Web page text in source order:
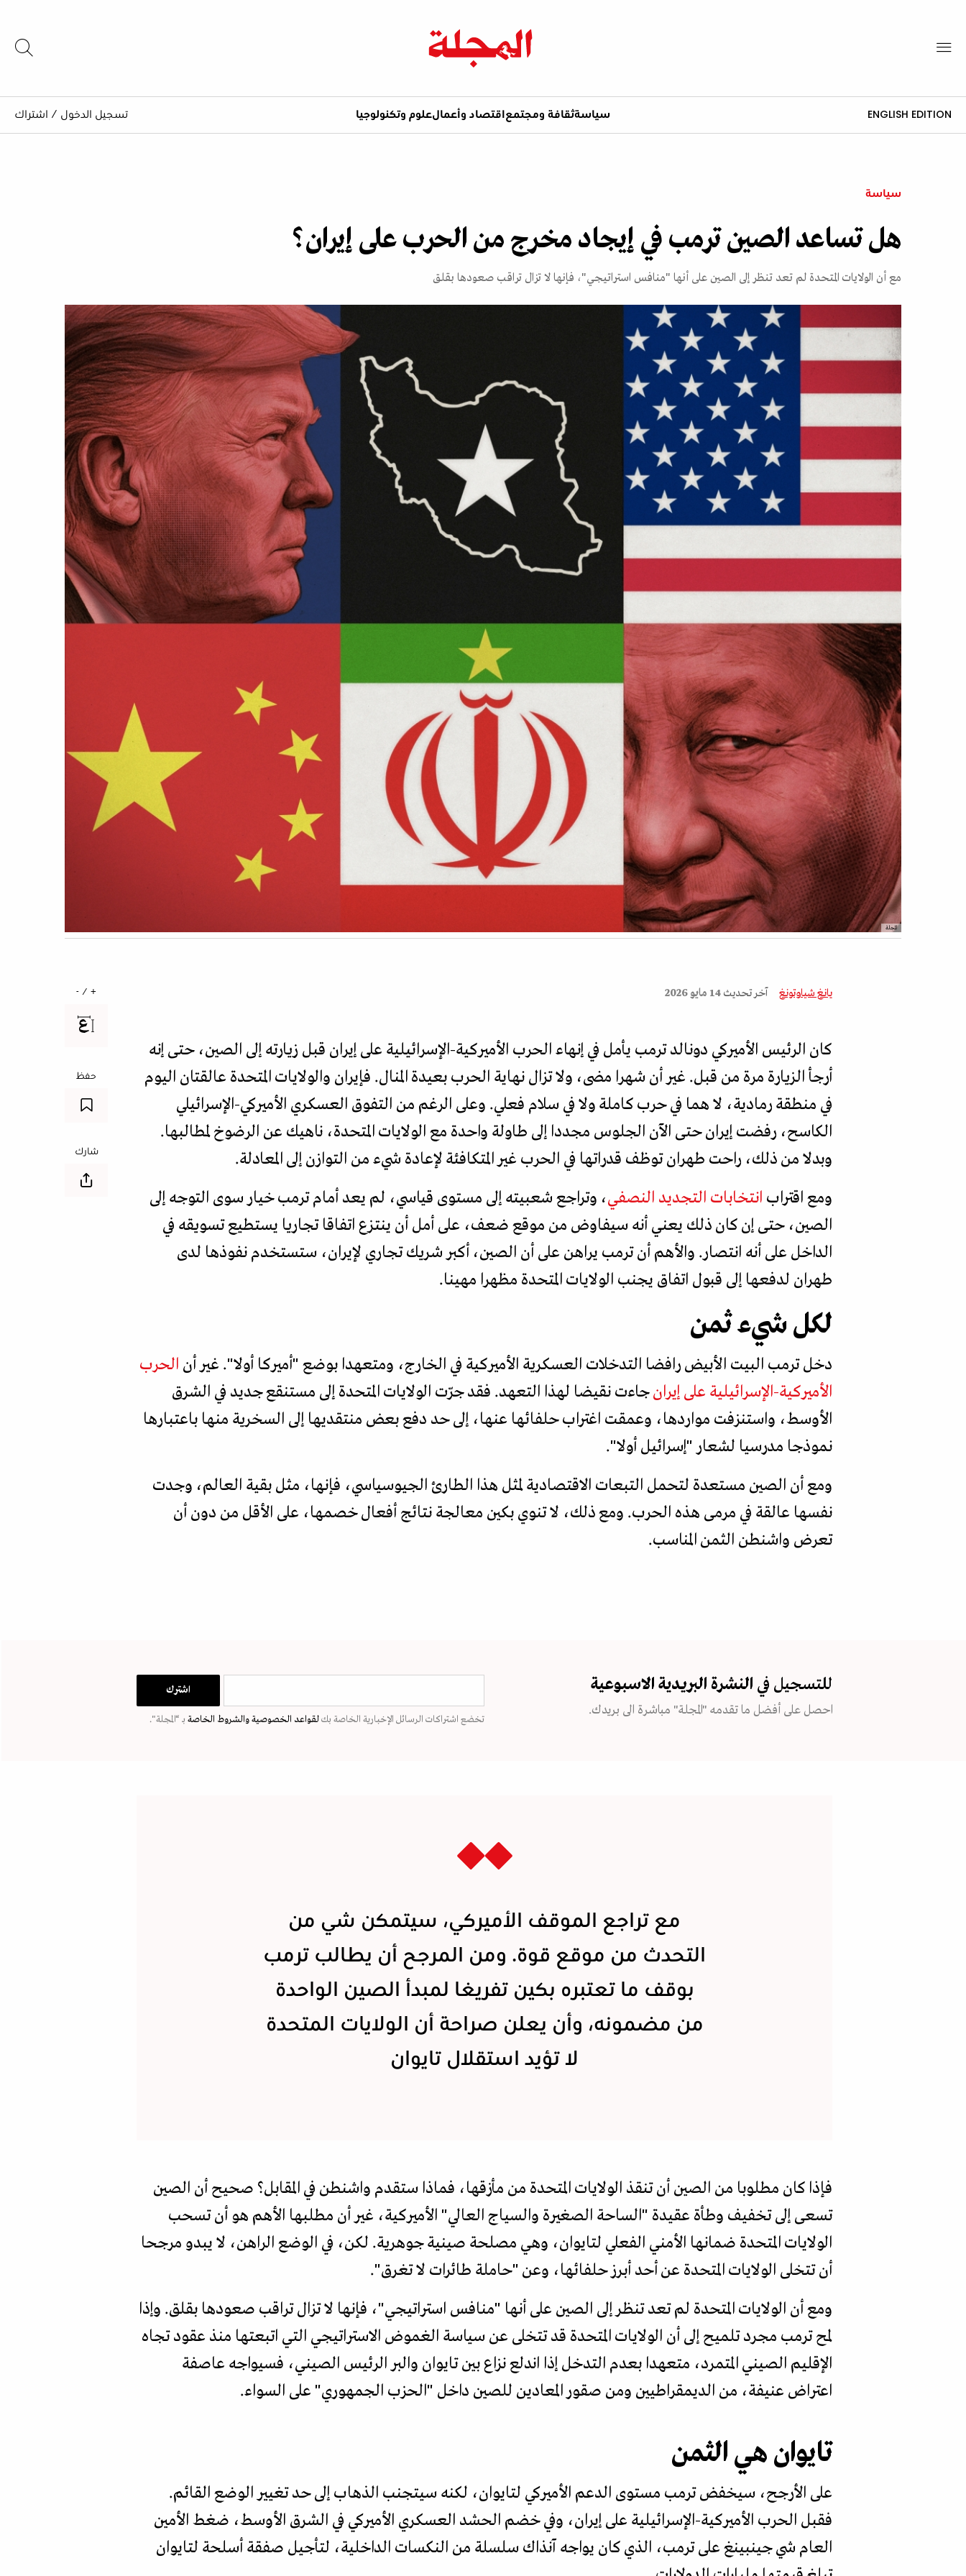
ENGLISH EDITION سياسةثقافة ومجتمع اقتصاد وأعمالعلوم وتكنولوجيا تسجيل الدخول / اشتراك
سياسة
هل تساعد الصين ترمب في إيجاد مخرج من الحرب على إيران؟
مع أن الولايات المتحدة لم تعد تنظر إلى الصين على أنها "منافس استراتيجي"، فإنها لا تزال تراقب صعودها بقلق
المجلة
يانغ شياوتونغ آخر تحديث 14 مايو 2026
كان الرئيس الأميركي دونالد ترمب يأمل في إنهاء الحرب الأميركية-الإسرائيلية على إيران قبل زيارته إلى الصين، حتى إنه
أرجأ الزيارة مرة من قبل. غير أن شهرا مضى، ولا تزال نهاية الحرب بعيدة المنال. فإيران والولايات المتحدة عالقتان اليوم
في منطقة رمادية، لا هما في حرب كاملة ولا في سلام فعلي. وعلى الرغم من التفوق العسكري الأميركي-الإسرائيلي
الكاسح، رفضت إيران حتى الآن الجلوس مجددا إلى طاولة واحدة مع الولايات المتحدة، ناهيك عن الرضوخ لمطالبها.
وبدلا من ذلك، راحت طهران توظف قدراتها في الحرب غير المتكافئة لإعادة شيء من التوازن إلى المعادلة.
ومع اقتراب انتخابات التجديد النصفي، وتراجع شعبيته إلى مستوى قياسي، لم يعد أمام ترمب خيار سوى التوجه إلى
الصين، حتى إن كان ذلك يعني أنه سيفاوض من موقع ضعف، على أمل أن ينتزع اتفاقا تجاريا يستطيع تسويقه في
الداخل على أنه انتصار. والأهم أن ترمب يراهن على أن الصين، أكبر شريك تجاري لإيران، ستستخدم نفوذها لدى
طهران لدفعها إلى قبول اتفاق يجنب الولايات المتحدة مظهرا مهينا.
لكل شيء ثمن
دخل ترمب البيت الأبيض رافضا التدخلات العسكرية الأميركية في الخارج، ومتعهدا بوضع "أميركا أولا". غير أن الحرب
الأميركية-الإسرائيلية على إيرانجاءت نقيضا لهذا التعهد. فقد جرّت الولايات المتحدة إلى مستنقع جديد في الشرق
الأوسط، واستنزفت مواردها، وعمقت اغتراب حلفائها عنها، إلى حد دفع بعض منتقديها إلى السخرية منها باعتبارها
نموذجا مدرسيا لشعار "إسرائيل أولا".
ومع أن الصين مستعدة لتحمل التبعات الاقتصادية لمثل هذا الطارئ الجيوسياسي، فإنها، مثل بقية العالم، وجدت
نفسها عالقة في مرمى هذه الحرب. ومع ذلك، لا تنوي بكين معالجة نتائج أفعال خصمها، على الأقل من دون أن
تعرض واشنطن الثمن المناسب.
للتسجيل في النشرة البريدية الاسبوعية
احصل على أفضل ما تقدمه "المجلة" مباشرة الى بريدك.
تخضع اشتراكات الرسائل الإخبارية الخاصة بكلقواعد الخصوصيةوالشروط الخاصة بـ “المجلة".
مع تراجع الموقف الأميركي، سيتمكن شي من
التحدث من موقع قوة. ومن المرجح أن يطالب ترمب
بوقف ما تعتبره بكين تفريغا لمبدأ الصين الواحدة
من مضمونه، وأن يعلن صراحة أن الولايات المتحدة
لا تؤيد استقلال تايوان
فإذا كان مطلوبا من الصين أن تنقذ الولايات المتحدة من مأزقها، فماذا ستقدم واشنطن في المقابل؟ صحيح أن الصين
تسعى إلى تخفيف وطأة عقيدة "الساحة الصغيرة والسياج العالي" الأميركية، غير أن مطلبها الأهم هو أن تسحب
الولايات المتحدة ضمانها الأمني الفعلي لتايوان، وهي مصلحة صينية جوهرية. لكن، في الوضع الراهن، لا يبدو مرجحا
أن تتخلى الولايات المتحدة عن أحد أبرز حلفائها، وعن "حاملة طائرات لا تغرق".
ومع أن الولايات المتحدة لم تعد تنظر إلى الصين على أنها "منافس استراتيجي"، فإنها لا تزال تراقب صعودها بقلق. وإذا
لمح ترمب مجرد تلميح إلى أن الولايات المتحدة قد تتخلى عن سياسة الغموض الاستراتيجي التي اتبعتها منذ عقود تجاه
الإقليم الصيني المتمرد، متعهدا بعدم التدخل إذا اندلع نزاع بين تايوان والبر الرئيس الصيني، فسيواجه عاصفة
اعتراض عنيفة، من الديمقراطيين ومن صقور المعادين للصين داخل "الحزب الجمهوري" على السواء.
تايوان هي الثمن
على الأرجح، سيخفض ترمب مستوى الدعم الأميركي لتايوان، لكنه سيتجنب الذهاب إلى حد تغيير الوضع القائم.
فقبل الحرب الأميركية-الإسرائيلية على إيران، وفي خضم الحشد العسكري الأميركي في الشرق الأوسط، ضغط الأمين
العام شي جينبينغ على ترمب، الذي كان يواجه آنذاك سلسلة من النكسات الداخلية، لتأجيل صفقة أسلحة لتايوان
+ / -
حفظ
شارك